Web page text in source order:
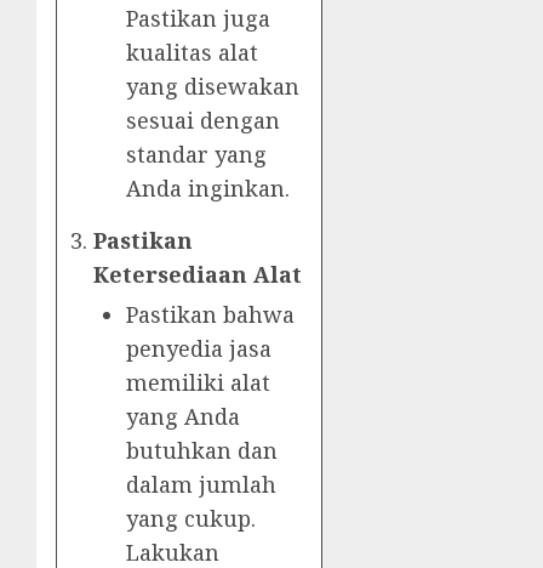
Pastikan juga
kualitas alat
yang disewakan
sesuai dengan
standar yang
Anda inginkan.
Pastikan
Ketersediaan Alat
Pastikan bahwa
penyedia jasa
memiliki alat
yang Anda
butuhkan dan
dalam jumlah
yang cukup.
Lakukan